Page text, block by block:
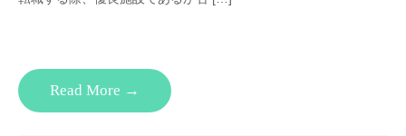
Read More →